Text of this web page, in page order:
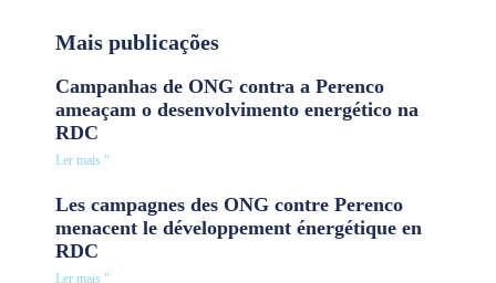
Mais publicações
Campanhas de ONG contra a Perenco
ameaçam o desenvolvimento energético na
RDC
Ler mais "
Les campagnes des ONG contre Perenco
menacent le développement énergétique en
RDC
Ler mais "